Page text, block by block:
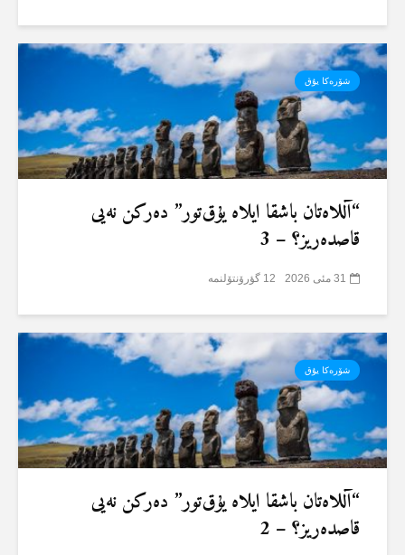
شۆرەکا یۇق
“آللاەتان باشقا ایلاە یۇق‌تور” دەرکن نەیی
قاصدەریز؟ – 3
31 مئی 2026 12 گؤرۆنتۆلنمە
شۆرەکا یۇق
“آللاەتان باشقا ایلاە یۇق‌تور” دەرکن نەیی
قاصدەریز؟ – 2